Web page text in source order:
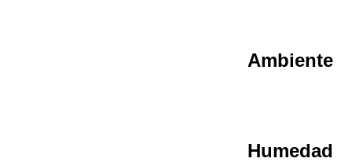
Ambiente
Humedad